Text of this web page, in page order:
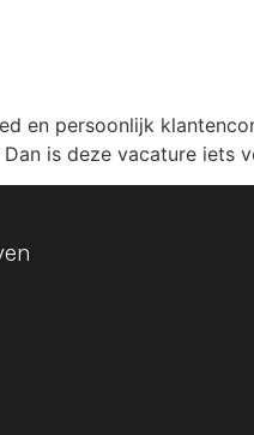
en persoonlijk
is deze vacature iets